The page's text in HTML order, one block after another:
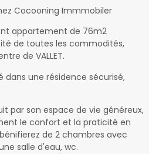
Cocooning Immmobiler
appartement de 76m2
de toutes les commodités,
de VALLET.
dans une résidence sécurisé,
par son espace de vie généreux,
le confort et la praticité en
de 2 chambres avec
salle d'eau, wc.